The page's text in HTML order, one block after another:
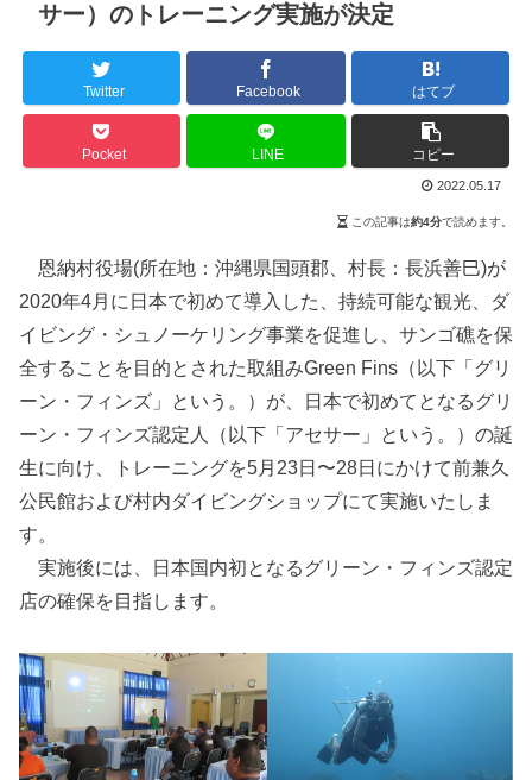
サー）のトレーニング実施が決定
Twitter Facebook はてブ
Pocket LINE コピー
2022.05.17
この記事は約4分で読めます。
恩納村役場(所在地：沖縄県国頭郡、村長：長浜善巳)が
2020年4月に日本で初めて導入した、持続可能な観光、ダ
イビング・シュノーケリング事業を促進し、サンゴ礁を保
全することを目的とされた取組みGreen Fins（以下「グリ
ーン・フィンズ」という。）が、日本で初めてとなるグリ
ーン・フィンズ認定人（以下「アセサー」という。）の誕
生に向け、トレーニングを5月23日〜28日にかけて前兼久
公民館および村内ダイビングショップにて実施いたしま
す。
実施後には、日本国内初となるグリーン・フィンズ認定
店の確保を目指します。